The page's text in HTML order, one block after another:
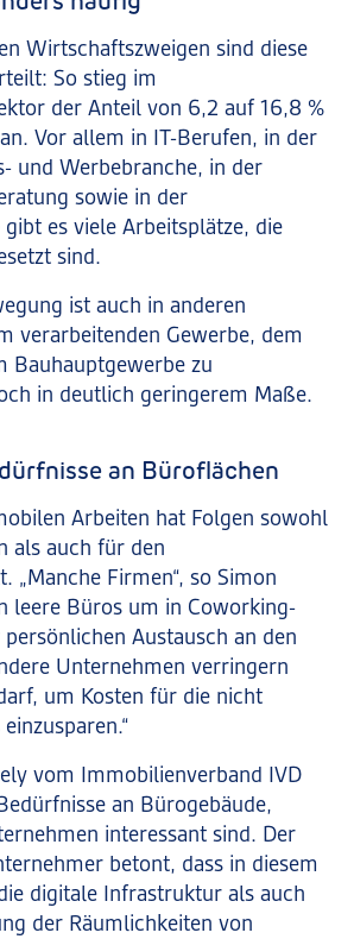
Wirtschaftszweigen sind diese
So stieg im
der Anteil von 6,2 auf 16,8 %
Vor allem in IT-Berufen, in der
und Werbebranche, in der
sowie in der
es viele Arbeitsplätze, die
sind.
ist auch in anderen
verarbeitenden Gewerbe, dem
Bauhauptgewerbe zu
in deutlich geringerem Maße.
an Büroflächen
Arbeiten hat Folgen sowohl
als auch für den
„Manche Firmen“, so Simon
leere Büros um in Coworking-
Austausch an den
Unternehmen verringern
um Kosten für die nicht
vom Immobilienverband IVD
an Bürogebäude,
interessant sind. Der
betont, dass in diesem
digitale Infrastruktur als auch
der Räumlichkeiten von